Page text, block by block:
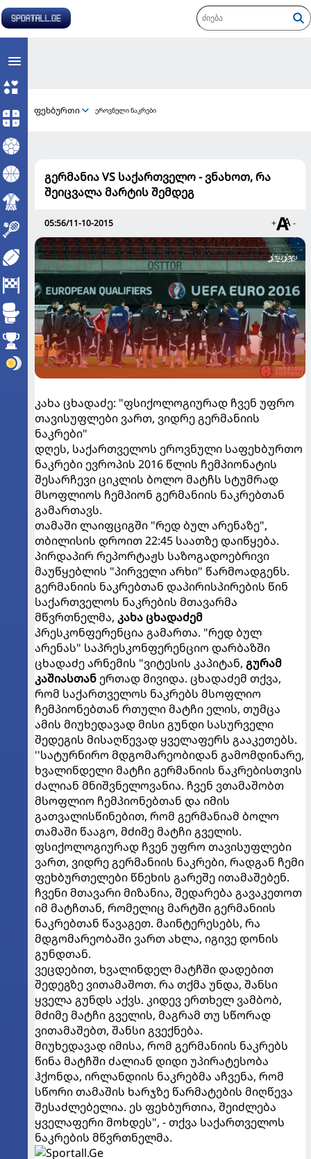
ფეხბურთი ეროვნული ნაკრები
გერმანია VS საქართველო - ვნახოთ, რა
შეიცვალა მარტის შემდეგ
05:56/11-10-2015 + -
კახა ცხადაძე: "ფსიქოლოგიურად ჩვენ უფრო
თავისუფლები ვართ, ვიდრე გერმანიის
ნაკრები"
დღეს, საქართველოს ეროვნული საფეხბურთო
ნაკრები ევროპის 2016 წლის ჩემპიონატის
შესარჩევი ციკლის ბოლო მატჩს სტუმრად
მსოფლიოს ჩემპიონ გერმანიის ნაკრებთან
გამართავს.
თამაში ლაიფციგში "რედ ბულ არენაზე",
თბილისის დროით 22:45 საათზე დაიწყება.
პირდაპირ რეპორტაჟს საზოგადოებრივი
მაუწყებლის "პირველი არხი" წარმოადგენს.
გერმანიის ნაკრებთან დაპირისპირების წინ
საქართველოს ნაკრების მთავარმა
მწვრთნელმა, კახა ცხადაძემ
პრესკონფერენცია გამართა. "რედ ბულ
არენას" საპრესკონფერენციო დარბაზში
ცხადაძე არნემის "ვიტესის კაპიტან, გურამ
კაშიასთანერთად მივიდა. ცხადაძემ თქვა,
რომ საქართველოს ნაკრებს მსოფლიო
ჩემპიონებთან რთული მატჩი ელის, თუმცა
ამის მიუხედავად მისი გუნდი სასურველი
შედეგის მისაღწევად ყველაფერს გააკეთებს.
''სატურნირო მდგომარეობიდან გამომდინარე,
ხვალინდელი მატჩი გერმანიის ნაკრებისთვის
ძალიან მნიშვნელოვანია. ჩვენ ვთამაშობთ
მსოფლიო ჩემპიონებთან და იმის
გათვალისწინებით, რომ გერმანიამ ბოლო
თამაში წააგო, მძიმე მატჩი გველის.
ფსიქოლოგიურად ჩვენ უფრო თავისუფლები
ვართ, ვიდრე გერმანიის ნაკრები, რადგან ჩემი
ფეხბურთელები წნეხის გარეშე ითამაშებენ.
ჩვენი მთავარი მიზანია, შედარება გავაკეთოთ
იმ მატჩთან, რომელიც მარტში გერმანიის
ნაკრებთან წავაგეთ. მაინტერესებს, რა
მდგომარეობაში ვართ ახლა, იგივე დონის
გუნდთან.
ვეცდებით, ხვალინდელ მატჩში დადებით
შედეგზე ვითამაშოთ. რა თქმა უნდა, შანსი
ყველა გუნდს აქვს. კიდევ ერთხელ ვამბობ,
მძიმე მატჩი გველის, მაგრამ თუ სწორად
ვითამაშებთ, შანსი გვექნება.
მიუხედავად იმისა, რომ გერმანიის ნაკრებს
წინა მატჩში ძალიან დიდი უპირატესობა
ჰქონდა, ირლანდიის ნაკრებმა აჩვენა, რომ
სწორი თამაშის ხარჯზე წარმატების მიღწევა
შესაძლებელია. ეს ფეხბურთია, შეიძლება
ყველაფერი მოხდეს", - თქვა საქართველოს
ნაკრების მწვრთნელმა.